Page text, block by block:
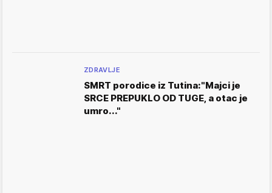
ZDRAVLJE
SMRT porodice iz Tutina:"Majci je
SRCE PREPUKLO OD TUGE, a otac je
umro..."